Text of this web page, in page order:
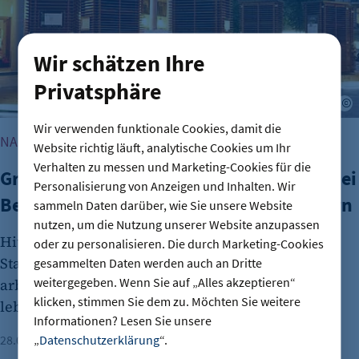
Wir schätzen Ihre
Privatsphäre
Wir verwenden funktionale Cookies, damit die
Website richtig läuft, analytische Cookies um Ihr
Verhalten zu messen und Marketing-Cookies für die
Personalisierung von Anzeigen und Inhalten. Wir
sammeln Daten darüber, wie Sie unsere Website
nutzen, um die Nutzung unserer Website anzupassen
oder zu personalisieren. Die durch Marketing-Cookies
gesammelten Daten werden auch an Dritte
weitergegeben. Wenn Sie auf „Alles akzeptieren“
klicken, stimmen Sie dem zu. Möchten Sie weitere
Informationen? Lesen Sie unsere
„Datenschutzerklärung“.
NACHHALTIGE STADTENTWICKLUNG
Green City Solutions und Suncrafter: Zwei
Berliner Ideen, die die Zukunft verändern
Hitze, dicke Luft, fehlender Strom: Die Berliner
Start-ups Suncrafter und Green City Solutions
arbeiten an innovativen Konzepten für eine
lebenswerte Großstadt der Zukunft.
28.07.2026 Lesezeit: 3 Minuten